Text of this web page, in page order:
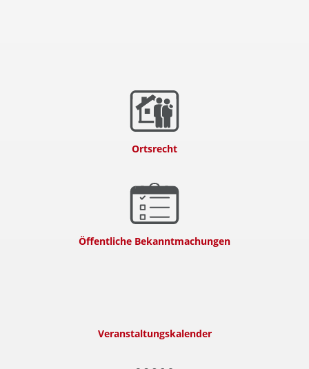
Ortsrecht
Öffentliche Bekanntmachungen
Veranstaltungskalender